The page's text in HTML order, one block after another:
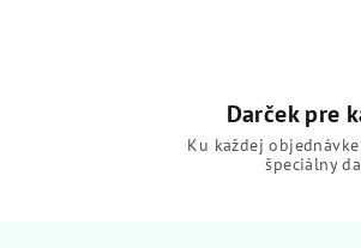
Darček pre
Ku každej
špeciálny